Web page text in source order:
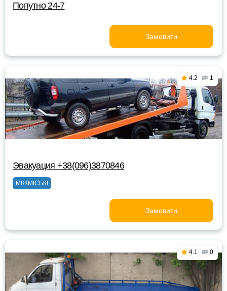
Попутно 24-7
Замовити
4.2 1
Эвакуация +38(096)3870846
МІЖМІСЬКІ
Замовити
4.1 0